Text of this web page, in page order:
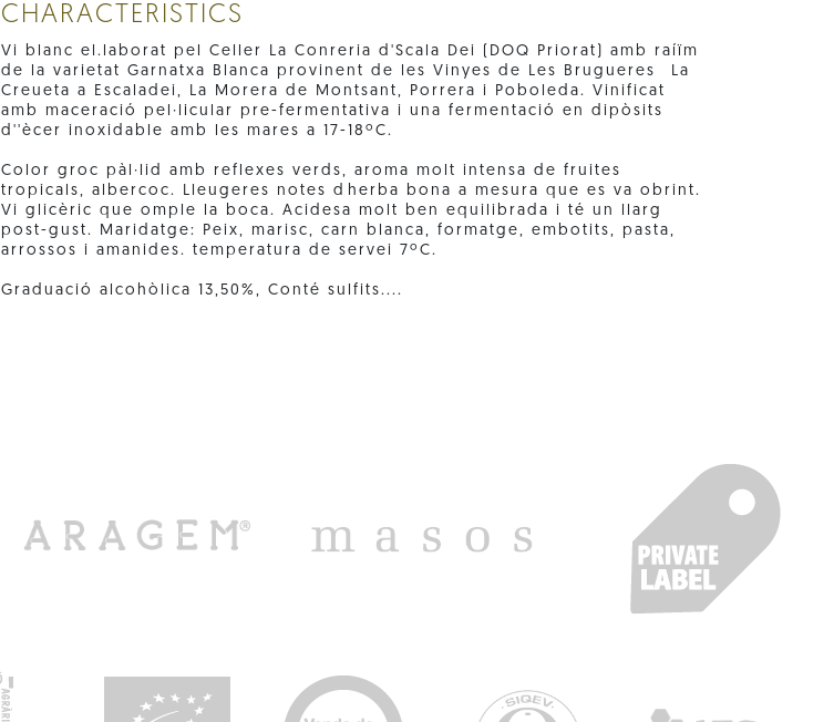
CHARACTERISTICS
Vi blanc el.laborat pel Celler La Conreria d'Scala Dei (DOQ Priorat) amb raíïm
de la varietat Garnatxa Blanca provinent de les Vinyes de Les Brugueres  La
Creueta a Escaladei, La Morera de Montsant, Porrera i Poboleda. Vinificat
amb maceració pel·licular pre-fermentativa i una fermentació en dipòsits
d''ècer inoxidable amb les mares a 17-18ºC.
Color groc pàl·lid amb reflexes verds, aroma molt intensa de fruites
tropicals, albercoc. Lleugeres notes dherba bona a mesura que es va obrint.
Vi glicèric que omple la boca. Acidesa molt ben equilibrada i té un llarg
post-gust. Maridatge: Peix, marisc, carn blanca, formatge, embotits, pasta,
arrossos i amanides. temperatura de servei 7ºC.
Graduació alcohòlica 13,50%, Conté sulfits....